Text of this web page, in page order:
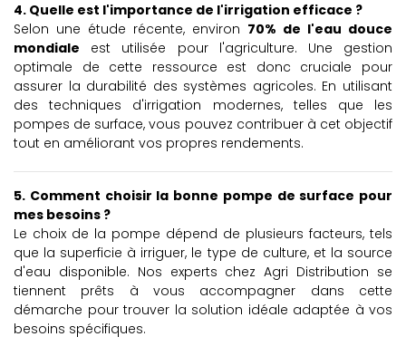
4. Quelle est l'importance de l'irrigation efficace ?
Selon une étude récente, environ 70% de l'eau douce
mondiale est utilisée pour l'agriculture. Une gestion
optimale de cette ressource est donc cruciale pour
assurer la durabilité des systèmes agricoles. En utilisant
des techniques d'irrigation modernes, telles que les
pompes de surface, vous pouvez contribuer à cet objectif
tout en améliorant vos propres rendements.
5. Comment choisir la bonne pompe de surface pour
mes besoins ?
Le choix de la pompe dépend de plusieurs facteurs, tels
que la superficie à irriguer, le type de culture, et la source
d'eau disponible. Nos experts chez Agri Distribution se
tiennent prêts à vous accompagner dans cette
démarche pour trouver la solution idéale adaptée à vos
besoins spécifiques.